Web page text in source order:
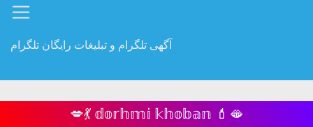
آگهی تلگرام و تبلیغات رایگان تلگرام
💋💃 𝕕𝕠𝕣𝕙𝕞𝕚 𝕜𝕙𝕠𝕓𝕒𝕟 💄🫦